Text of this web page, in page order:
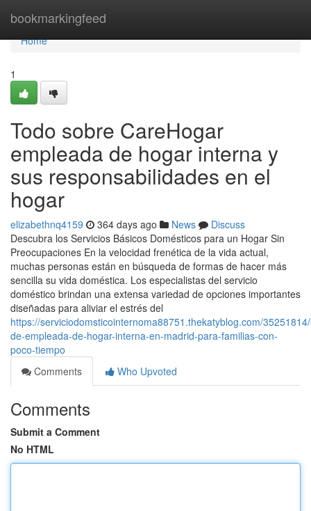
bookmarkingfeed
Home
Home
1
Todo sobre CareHogar
empleada de hogar interna y
sus responsabilidades en el
hogar
elizabethnq4159 364 days ago News
Discuss
Descubra los Servicios Básicos Domésticos para un Hogar Sin
Preocupaciones En la velocidad frenética de la vida actual,
muchas personas están en búsqueda de formas de hacer más
sencilla su vida doméstica. Los especialistas del servicio
doméstico brindan una extensa variedad de opciones importantes
diseñadas para aliviar el estrés del
https://serviciodomsticointernoma88751.thekatyblog.com/
de-empleada-de-hogar-interna-en-madrid-para-familias-con-
poco-tiempo
Comments
Who Upvoted
Comments
Submit a Comment
No HTML